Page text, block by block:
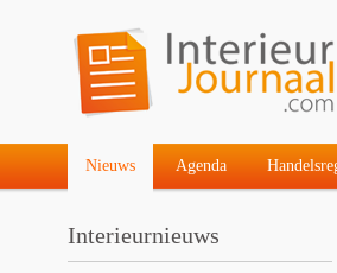
Nieuws Agenda
Interieurnieuws